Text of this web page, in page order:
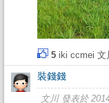
5 iki ccmei 文
裝錢錢
文川 發表於